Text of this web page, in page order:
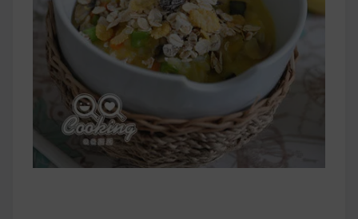
減醣食材推薦
減醣料理食譜